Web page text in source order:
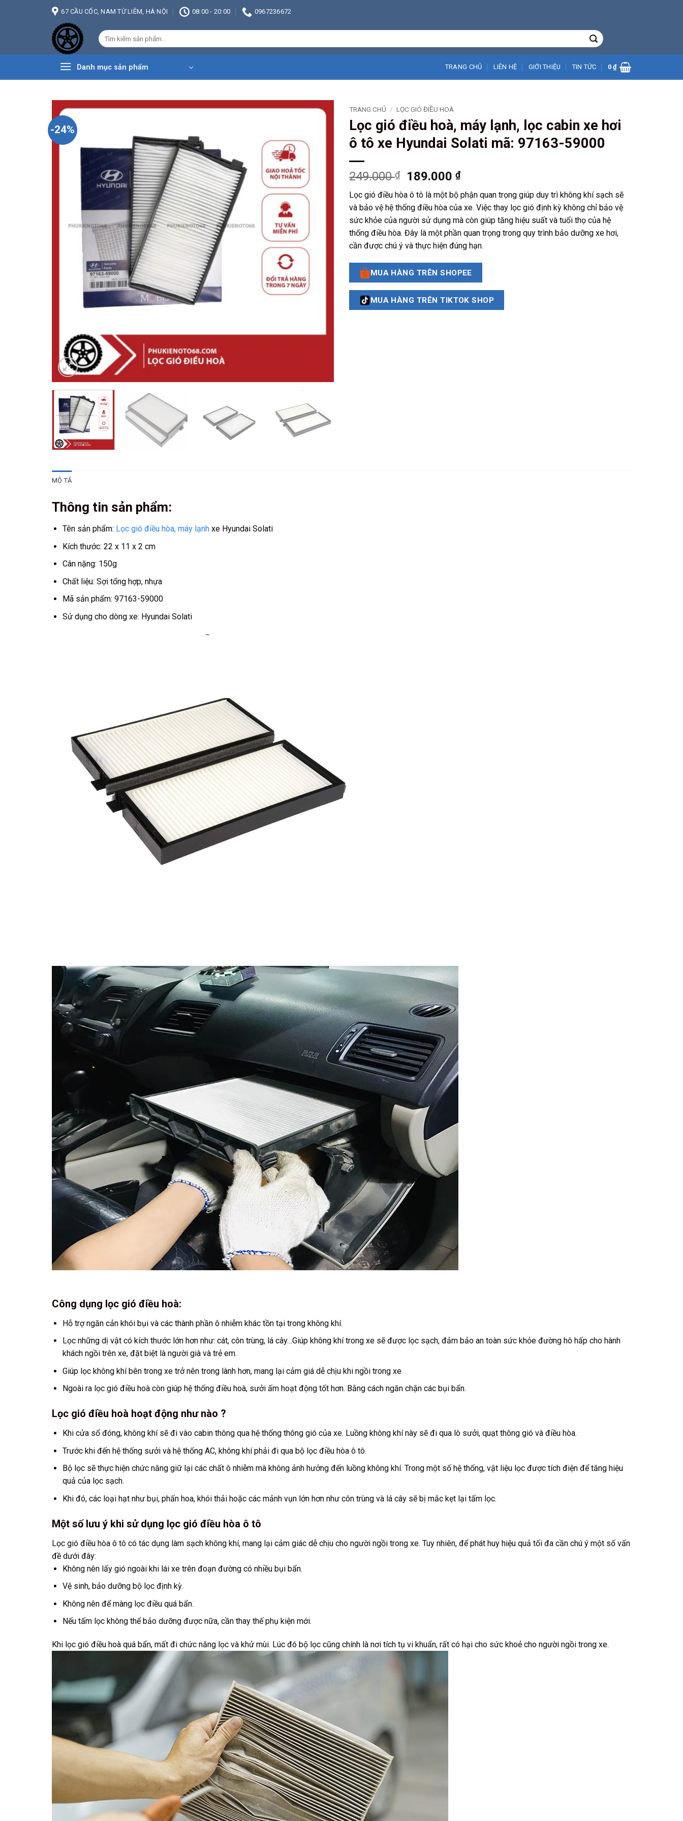
67 CẦU CỐC, NAM TỪ LIÊM, HÀ NỘI 08:00 - 20:00 0967236672
Tìm
kiếm:
Danh mục sản phẩm TRANG CHỦ LIÊN HỆ GIỚI THIỆU TIN TỨC 0₫
-24%
TRANG CHỦ / LỌC GIÓ ĐIỀU HOÀ
Lọc gió điều hoà, máy lạnh, lọc cabin xe hơi
ô tô xe Hyundai Solati mã: 97163-59000
249.000₫
Giá
gốc
là:
249.000 ₫.
189.000₫Giá
hiện
tại
là:
189.000 ₫.
Lọc gió điều hòa ô tô là một bộ phận quan trọng giúp duy trì không khí sạch sẽ
và bảo vệ hệ thống điều hòa của xe. Việc thay lọc gió định kỳ không chỉ bảo vệ
sức khỏe của người sử dụng mà còn giúp tăng hiệu suất và tuổi thọ của hệ
thống điều hòa. Đây là một phần quan trọng trong quy trình bảo dưỡng xe hơi,
cần được chú ý và thực hiện đúng hạn.
MUA HÀNG TRÊN SHOPEE
MUA HÀNG TRÊN TIKTOK SHOP
MÔ TẢ
Thông tin sản phẩm:
Tên sản phẩm: Lọc gió điều hòa, máy lạnhxe Hyundai Solati
Kích thước: 22 x 11 x 2 cm
Cân nặng: 150g
Chất liệu: Sợi tổng hợp, nhựa
Mã sản phẩm: 97163-59000
Sử dụng cho dòng xe: Hyundai Solati
Công dụng lọc gió điều hoà:
Hỗ trợ ngăn cản khói bụi và các thành phần ô nhiễm khác tồn tại trong không khí.
Lọc những dị vật có kích thước lớn hơn như: cát, côn trùng, lá cây…Giúp không khí trong xe sẽ được lọc sạch, đảm bảo an toàn sức khỏe đường hô hấp cho hành
khách ngồi trên xe, đặt biệt là người già và trẻ em.
Giúp lọc không khí bên trong xe trở nên trong lành hơn, mang lại cảm giá dễ chịu khi ngồi trong xe
Ngoài ra lọc gió điều hoà còn giúp hệ thống điều hoà, sưởi ấm hoạt động tốt hơn. Bằng cách ngăn chặn các bụi bẩn.
Lọc gió điều hoà hoạt động như nào ?
Khi cửa sổ đóng, không khí sẽ đi vào cabin thông qua hệ thống thông gió của xe. Luồng không khí này sẽ đi qua lò sưởi, quạt thông gió và điều hòa.
Trước khi đến hệ thống sưởi và hệ thống AC, không khí phải đi qua bộ lọc điều hòa ô tô.
Bộ lọc sẽ thực hiện chức năng giữ lại các chất ô nhiễm mà không ảnh hưởng đến luồng không khí. Trong một số hệ thống, vật liệu lọc được tích điện để tăng hiệu
quả của lọc sạch.
Khi đó, các loại hạt như bụi, phấn hoa, khói thải hoặc các mảnh vụn lớn hơn như côn trùng và lá cây sẽ bị mắc kẹt lại tấm lọc.
Một số lưu ý khi sử dụng lọc gió điều hòa ô tô
Lọc gió điều hòa ô tô có tác dụng làm sạch không khí, mang lại cảm giác dễ chịu cho người ngồi trong xe. Tuy nhiên, để phát huy hiệu quả tối đa cần chú ý một số vấn
đề dưới đây:
Không nên lấy gió ngoài khi lái xe trên đoạn đường có nhiều bụi bẩn.
Vệ sinh, bảo dưỡng bộ lọc định kỳ.
Không nên để màng lọc điều quá bẩn.
Nếu tấm lọc không thể bảo dưỡng được nữa, cần thay thế phụ kiện mới.
Khi lọc gió điều hoà quá bẩn, mất đi chức năng lọc và khử mùi. Lúc đó bộ lọc cũng chính là nơi tích tụ vi khuẩn, rất có hại cho sức khoẻ cho người ngồi trong xe.